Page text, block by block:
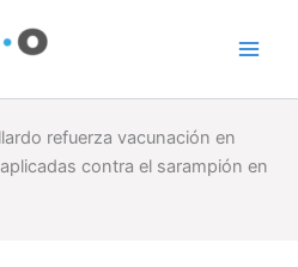
refuerza vacunación en
contra el sarampión en